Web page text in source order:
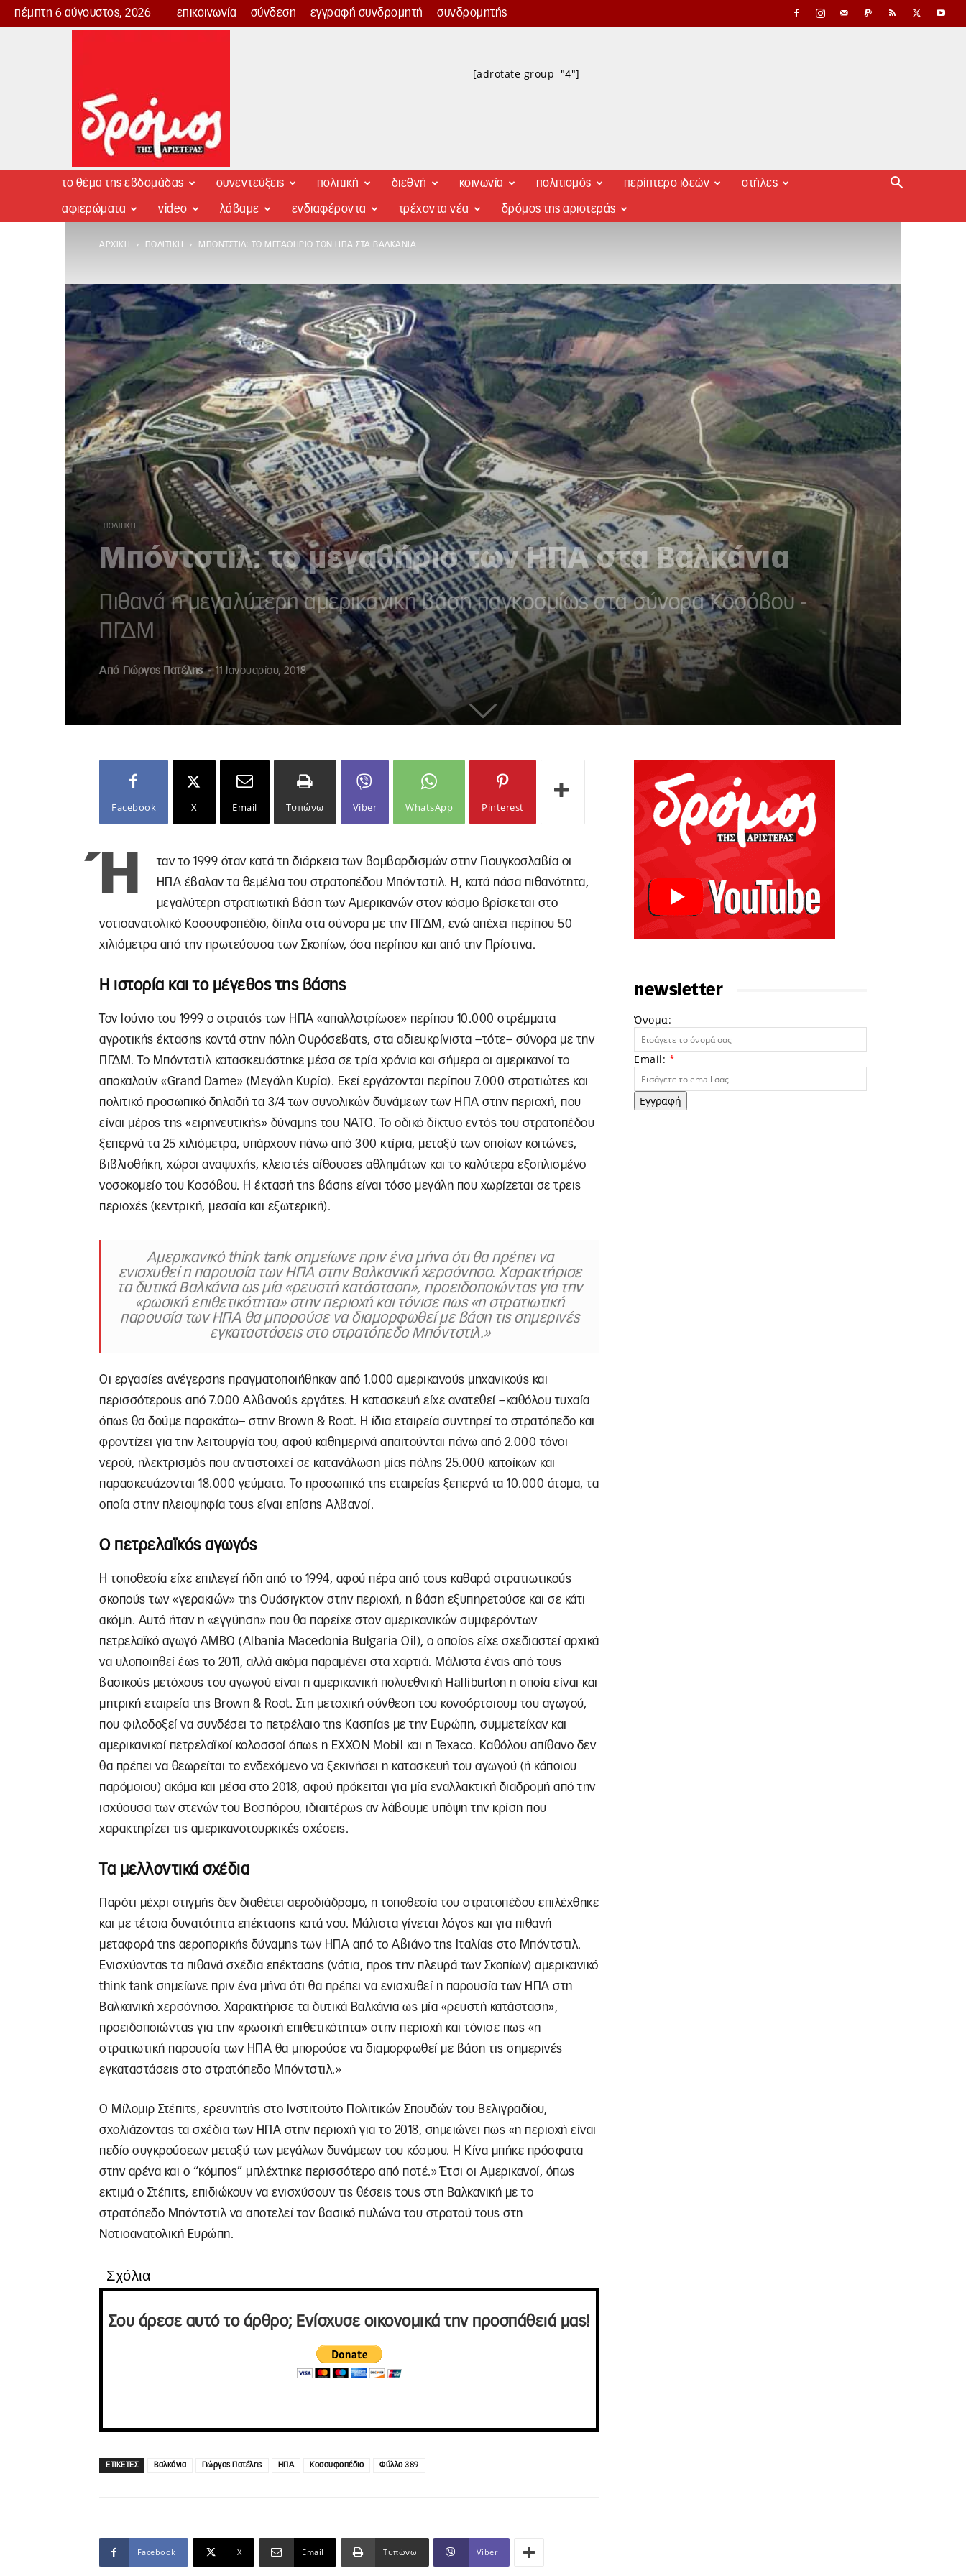
πέμπτη 6 αύγουστος, 2026 επικοινωνία σύνδεση εγγραφή συνδρομητή συνδρομητής
Δρόμος
[adrotate group="4"]
το θέμα της εβδομάδας συνεντεύξεις πολιτική διεθνή κοινωνία πολιτισμός περίπτερο ιδεών στήλες
αφιερώματα video λάβαμε ενδιαφέροντα τρέχοντα νέα δρόμος της αριστεράς
ΑΡΧΙΚΉ ΠΟΛΙΤΙΚΉ ΜΠΌΝΤΣΤΙΛ: ΤΟ ΜΕΓΑΘΉΡΙΟ ΤΩΝ ΗΠΑ ΣΤΑ ΒΑΛΚΆΝΙΑ
ΠΟΛΙΤΙΚΉ
Μπόντστιλ: το μεγαθήριο των ΗΠΑ στα Βαλκάνια
Πιθανά η μεγαλύτερη αμερικανική βάση παγκοσμίως στα σύνορα Κοσόβου -
ΠΓΔΜ
Από Γιώργος Πατέλης - 11 Ιανουαρίου, 2018
Facebook X Email Τυπώνω Viber WhatsApp Pinterest
Ή
ταν το 1999 όταν κατά τη διάρκεια των βομβαρδισμών στην Γιουγκοσλαβία οι
ΗΠΑ έβαλαν τα θεμέλια του στρατοπέδου Μπόντστιλ. Η, κατά πάσα πιθανότητα,
μεγαλύτερη στρατιωτική βάση των Αμερικανών στον κόσμο βρίσκεται στο
νοτιοανατολικό Κοσσυφοπέδιο, δίπλα στα σύνορα με την ΠΓΔΜ, ενώ απέχει περίπου 50
χιλιόμετρα από την πρωτεύουσα των Σκοπίων, όσα περίπου και από την Πρίστινα.
Η ιστορία και το μέγεθος της βάσης
Τον Ιούνιο του 1999 ο στρατός των ΗΠΑ «απαλλοτρίωσε» περίπου 10.000 στρέμματα
αγροτικής έκτασης κοντά στην πόλη Ουρόσεβατς, στα αδιευκρίνιστα –τότε– σύνορα με την
ΠΓΔΜ. Το Μπόντστιλ κατασκευάστηκε μέσα σε τρία χρόνια και σήμερα οι αμερικανοί το
αποκαλούν «Grand Dame» (Μεγάλη Κυρία). Εκεί εργάζονται περίπου 7.000 στρατιώτες και
πολιτικό προσωπικό δηλαδή τα 3/4 των συνολικών δυνάμεων των ΗΠΑ στην περιοχή, που
είναι μέρος της «ειρηνευτικής» δύναμης του ΝΑΤΟ. Το οδικό δίκτυο εντός του στρατοπέδου
ξεπερνά τα 25 χιλιόμετρα, υπάρχουν πάνω από 300 κτίρια, μεταξύ των οποίων κοιτώνες,
βιβλιοθήκη, χώροι αναψυχής, κλειστές αίθουσες αθλημάτων και το καλύτερα εξοπλισμένο
νοσοκομείο του Κοσόβου. Η έκτασή της βάσης είναι τόσο μεγάλη που χωρίζεται σε τρεις
περιοχές (κεντρική, μεσαία και εξωτερική).
Αμερικανικό think tank σημείωνε πριν ένα μήνα ότι θα πρέπει να
ενισχυθεί η παρουσία των ΗΠΑ στην Βαλκανική χερσόνησο. Χαρακτήρισε
τα δυτικά Βαλκάνια ως μία «ρευστή κατάσταση», προειδοποιώντας για την
«ρωσική επιθετικότητα» στην περιοχή και τόνισε πως «η στρατιωτική
παρουσία των ΗΠΑ θα μπορούσε να διαμορφωθεί με βάση τις σημερινές
εγκαταστάσεις στο στρατόπεδο Μπόντστιλ.»
Οι εργασίες ανέγερσης πραγματοποιήθηκαν από 1.000 αμερικανούς μηχανικούς και
περισσότερους από 7.000 Αλβανούς εργάτες. Η κατασκευή είχε ανατεθεί –καθόλου τυχαία
όπως θα δούμε παρακάτω– στην Brown & Root. Η ίδια εταιρεία συντηρεί το στρατόπεδο και
φροντίζει για την λειτουργία του, αφού καθημερινά απαιτούνται πάνω από 2.000 τόνοι
νερού, ηλεκτρισμός που αντιστοιχεί σε κατανάλωση μίας πόλης 25.000 κατοίκων και
παρασκευάζονται 18.000 γεύματα. Το προσωπικό της εταιρείας ξεπερνά τα 10.000 άτομα, τα
οποία στην πλειοψηφία τους είναι επίσης Αλβανοί.
Ο πετρελαϊκός αγωγός
Η τοποθεσία είχε επιλεγεί ήδη από το 1994, αφού πέρα από τους καθαρά στρατιωτικούς
σκοπούς των «γερακιών» της Ουάσιγκτον στην περιοχή, η βάση εξυπηρετούσε και σε κάτι
ακόμη. Αυτό ήταν η «εγγύηση» που θα παρείχε στον αμερικανικών συμφερόντων
πετρελαϊκό αγωγό ΑΜΒΟ (Albania Macedonia Bulgaria Oil), ο οποίος είχε σχεδιαστεί αρχικά
να υλοποιηθεί έως το 2011, αλλά ακόμα παραμένει στα χαρτιά. Μάλιστα ένας από τους
βασικούς μετόχους του αγωγού είναι η αμερικανική πολυεθνική Halliburton η οποία είναι και
μητρική εταιρεία της Brown & Root. Στη μετοχική σύνθεση του κονσόρτσιουμ του αγωγού,
που φιλοδοξεί να συνδέσει το πετρέλαιο της Κασπίας με την Ευρώπη, συμμετείχαν και
αμερικανικοί πετρελαϊκοί κολοσσοί όπως η EXXON Mobil και η Texaco. Καθόλου απίθανο δεν
θα πρέπει να θεωρείται το ενδεχόμενο να ξεκινήσει η κατασκευή του αγωγού (ή κάποιου
παρόμοιου) ακόμα και μέσα στο 2018, αφού πρόκειται για μία εναλλακτική διαδρομή από την
ισχύουσα των στενών του Βοσπόρου, ιδιαιτέρως αν λάβουμε υπόψη την κρίση που
χαρακτηρίζει τις αμερικανοτουρκικές σχέσεις.
Τα μελλοντικά σχέδια
Παρότι μέχρι στιγμής δεν διαθέτει αεροδιάδρομο, η τοποθεσία του στρατοπέδου επιλέχθηκε
και με τέτοια δυνατότητα επέκτασης κατά νου. Μάλιστα γίνεται λόγος και για πιθανή
μεταφορά της αεροπορικής δύναμης των ΗΠΑ από το Αβιάνο της Ιταλίας στο Μπόντστιλ.
Ενισχύοντας τα πιθανά σχέδια επέκτασης (νότια, προς την πλευρά των Σκοπίων) αμερικανικό
think tank σημείωνε πριν ένα μήνα ότι θα πρέπει να ενισχυθεί η παρουσία των ΗΠΑ στη
Βαλκανική χερσόνησο. Χαρακτήρισε τα δυτικά Βαλκάνια ως μία «ρευστή κατάσταση»,
προειδοποιώντας για την «ρωσική επιθετικότητα» στην περιοχή και τόνισε πως «η
στρατιωτική παρουσία των ΗΠΑ θα μπορούσε να διαμορφωθεί με βάση τις σημερινές
εγκαταστάσεις στο στρατόπεδο Μπόντστιλ.»
Ο Μίλομιρ Στέπιτς, ερευνητής στο Ινστιτούτο Πολιτικών Σπουδών του Βελιγραδίου,
σχολιάζοντας τα σχέδια των ΗΠΑ στην περιοχή για το 2018, σημειώνει πως «η περιοχή είναι
πεδίο συγκρούσεων μεταξύ των μεγάλων δυνάμεων του κόσμου. Η Κίνα μπήκε πρόσφατα
στην αρένα και ο “κόμπος” μπλέχτηκε περισσότερο από ποτέ.» Έτσι οι Αμερικανοί, όπως
εκτιμά ο Στέπιτς, επιδιώκουν να ενισχύσουν τις θέσεις τους στη Βαλκανική με το
στρατόπεδο Μπόντστιλ να αποτελεί τον βασικό πυλώνα του στρατού τους στη
Νοτιοανατολική Ευρώπη.
Σχόλια
Σου άρεσε αυτό το άρθρο; Ενίσχυσε οικονομικά την προσπάθειά μας!
ΕΤΙΚΕΤΕΣ Βαλκάνια Γιώργος Πατέλης ΗΠΑ Κοσσυφοπέδιο Φύλλο 389
Facebook X Email Τυπώνω Viber
newsletter
Όνομα:
Email: *
Εγγραφή